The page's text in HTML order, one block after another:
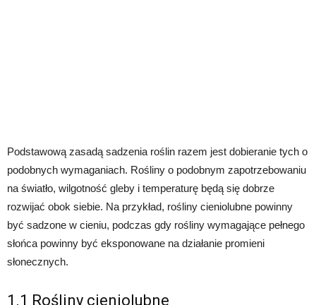
Podstawową zasadą sadzenia roślin razem jest dobieranie tych o
podobnych wymaganiach. Rośliny o podobnym zapotrzebowaniu
na światło, wilgotność gleby i temperaturę będą się dobrze
rozwijać obok siebie. Na przykład, rośliny cieniolubne powinny
być sadzone w cieniu, podczas gdy rośliny wymagające pełnego
słońca powinny być eksponowane na działanie promieni
słonecznych.
1.1 Rośliny cieniolubne